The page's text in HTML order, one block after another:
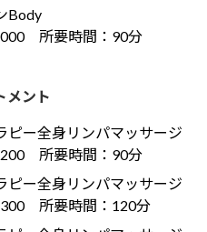
Body
所要時間：90分
メント
ピー全身リンパマッサージ
所要時間：90分
ピー全身リンパマッサージ
所要時間：120分